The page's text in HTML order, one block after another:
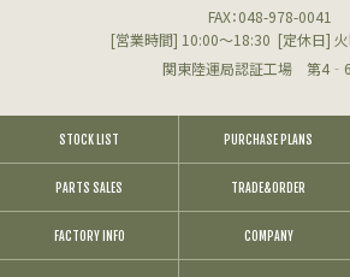
FAX：048-978-0041
[営業時間] 10:00～18:30 [定休日] 火
関東陸運局認証工場 第
STOCK LIST PURCHASE PLANS
PARTS SALES TRADE&ORDER
FACTORY INFO COMPANY